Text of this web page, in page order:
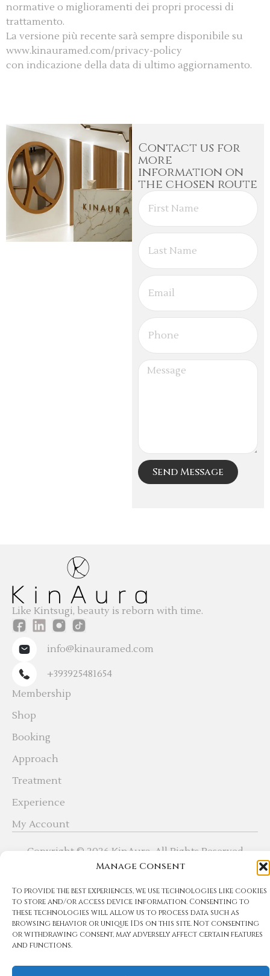
Manage Consent
To provide the best experiences, we use technologies like cookies
to store and/or access device information. Consenting to
these technologies will allow us to process data such as
browsing behavior or unique IDs on this site. Not consenting
or withdrawing consent, may adversely affect certain features
and functions.
normative o miglioramenti dei propri processi di
trattamento.
La versione più recente sarà sempre disponibile su
www.kinauramed.com/privacy-policy
con indicazione della data di ultimo aggiornamento.
Contact us for
more
information on
the chosen route
Send Message
Like Kintsugi, beauty is reborn with time.
info@kinauramed.com
+393925481654
Membership
Shop
Booking
Approach
Treatment
Experience
My Account
Copyright © 2026 KinAura. All Rights Reserved
Designed with by Local Growth